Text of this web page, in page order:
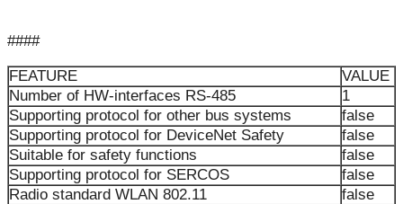
####
FEATURE
VALUE
Number of HW-interfaces RS-485
1
Supporting protocol for other bus systems
false
Supporting protocol for DeviceNet Safety
false
Suitable for safety functions
false
Supporting protocol for SERCOS
false
Radio standard WLAN 802.11
false